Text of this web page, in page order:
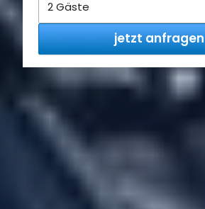
jetzt anfragen